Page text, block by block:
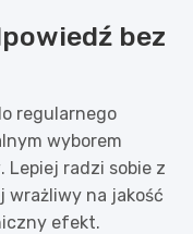
bez
regularnego
wyborem
. Lepiej radzi sobie z
wrażliwy na jakość
efekt.